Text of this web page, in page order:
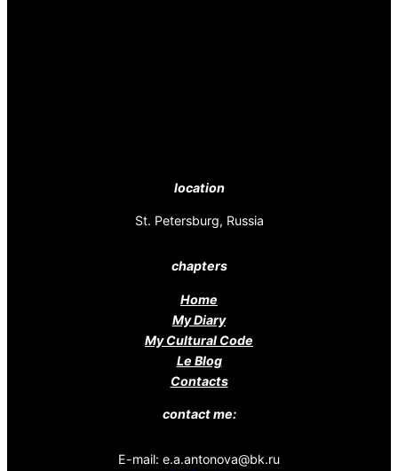
location
St. Petersburg, Russia
chapters
Home
My Diary
My Cultural Code
Le Blog
Contacts
contact me:
E-mail: e.a.antonova@bk.ru